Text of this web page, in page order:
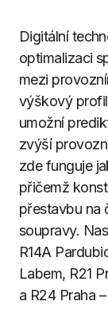
Digitální
optimalizaci
mezi
výškový
umožní
zvýší
zde funguje
přičemž
přestavbu na
soupravy.
R14A
Labem, R21
a R24 Praha